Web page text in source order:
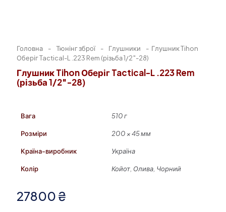
Головна - Тюнінг зброї - Глушники - Глушник Tihon
Оберіг Tactical-L .223 Rem (різьба 1/2″-28)
Глушник Tihon Оберіг Tactical-L .223 Rem
(різьба 1/2″-28)
Вага 510 г
Розміри 200 × 45 мм
Країна-виробник Україна
Колір Койот, Олива, Чорний
27800 ₴